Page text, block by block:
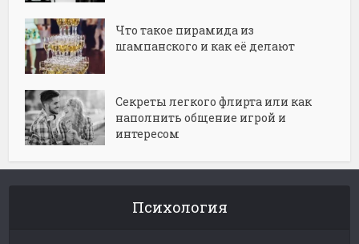
Что такое пирамида из
шампанского и как её делают
Секреты легкого флирта или как
наполнить общение игрой и
интересом
Психология